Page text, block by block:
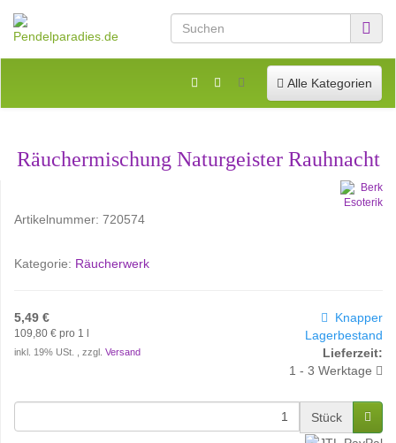
Toggle navigation
Alle Kategorien
Räuchermischung Naturgeister Rauhnacht
Artikelnummer: 720574
Kategorie: Räucherwerk
5,49 €
109,80 € pro 1 l
inkl. 19% USt. , zzgl. Versand
Knapper
Lagerbestand
Lieferzeit:
1 - 3 Werktage
Stück